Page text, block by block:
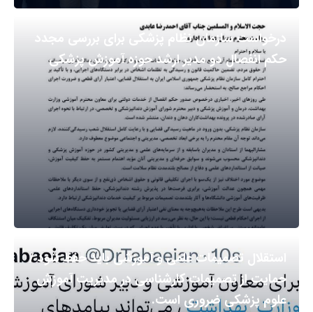
درخواست سازمان نظام پزشکی برای بررسی مجدد
حکم انفصال دو مدیر ارشد حوزه آموزش پزشکی
استقلال تصمیمات علمی و آموزشی باید حفظ شود /
حمایت از تصمیمات کارشناسی در مدیریت آموزش
علوم پزشکی ضروری است.